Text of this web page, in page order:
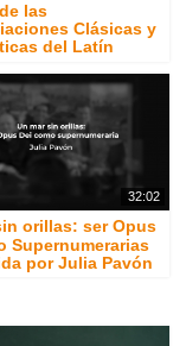
las
Clásicas y
del Latín
32:02
orillas: ser Opus
Supernumerarias
por Julia Pavón